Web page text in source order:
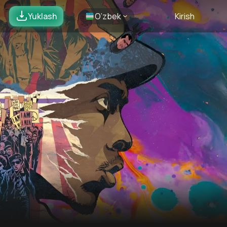
Yuklash O’zbek Kirish